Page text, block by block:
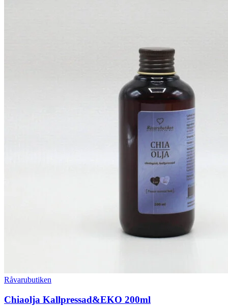
Råvarubutiken
Chiaolja Kallpressad&EKO 200ml